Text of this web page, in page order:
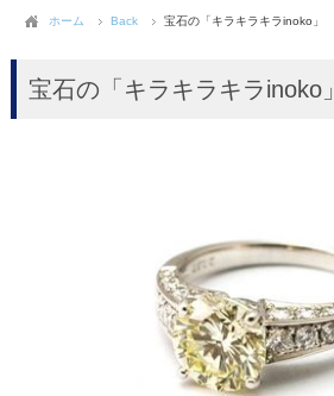
ホーム Back 宝石の「キラキラキラinoko」
宝石の「キラキラキラinoko」